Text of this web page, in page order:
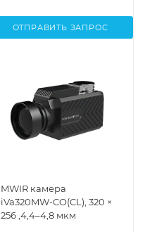
ОТПРАВИТЬ ЗАПРОС
MWIR камера
iVa320MW-CO(CL), 320 ×
256 ,4,4–4,8 мкм